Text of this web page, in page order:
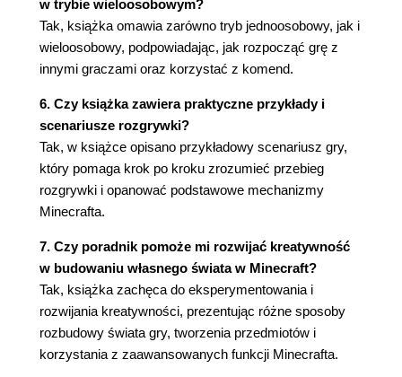
w trybie wieloosobowym?
Tak, książka omawia zarówno tryb jednoosobowy, jak i
wieloosobowy, podpowiadając, jak rozpocząć grę z
innymi graczami oraz korzystać z komend.
6. Czy książka zawiera praktyczne przykłady i
scenariusze rozgrywki?
Tak, w książce opisano przykładowy scenariusz gry,
który pomaga krok po kroku zrozumieć przebieg
rozgrywki i opanować podstawowe mechanizmy
Minecrafta.
7. Czy poradnik pomoże mi rozwijać kreatywność
w budowaniu własnego świata w Minecraft?
Tak, książka zachęca do eksperymentowania i
rozwijania kreatywności, prezentując różne sposoby
rozbudowy świata gry, tworzenia przedmiotów i
korzystania z zaawansowanych funkcji Minecrafta.